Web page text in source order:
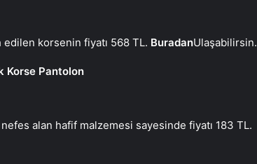
edilen korsenin fiyatı 568 TL. BuradanUlaşabilirsin.
Korse Pantolon
alan hafif malzemesi sayesinde fiyatı 183 TL.